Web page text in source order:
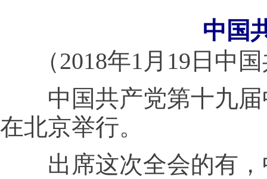
中国
（2018年1月19日中
中国共产党第十九届
在北京举行。
出席这次全会的有，